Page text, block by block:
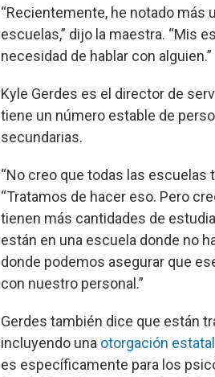
“Recientemente, he notado
escuelas,” dijo la maestra. “Mis
necesidad de hablar con alguien.”
Kyle Gerdes es el director de
tiene un número estable de
secundarias.
“No creo que todas las escuelas
“Tratamos de hacer eso. Pero
tienen más cantidades de
están en una escuela donde no
donde podemos asegurar que
con nuestro personal.”
Gerdes también dice que están
incluyendo una otorgación estatal
es específicamente para los